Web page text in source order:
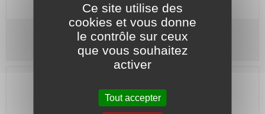
Gaine de ventilation en aluminium
Ce site utilise des
cookies et vous donne
le contrôle sur ceux
que vous souhaitez
activer
Tout accepter